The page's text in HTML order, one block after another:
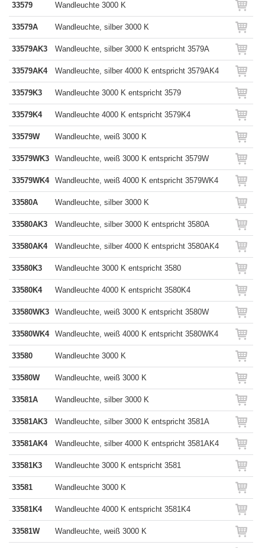
33579 Wandleuchte 3000 K
33579A Wandleuchte, silber 3000 K
33579AK3 Wandleuchte, silber 3000 K entspricht 3579A
33579AK4 Wandleuchte, silber 4000 K entspricht 3579AK4
33579K3 Wandleuchte 3000 K entspricht 3579
33579K4 Wandleuchte 4000 K entspricht 3579K4
33579W Wandleuchte, weiß 3000 K
33579WK3 Wandleuchte, weiß 3000 K entspricht 3579W
33579WK4 Wandleuchte, weiß 4000 K entspricht 3579WK4
33580A Wandleuchte, silber 3000 K
33580AK3 Wandleuchte, silber 3000 K entspricht 3580A
33580AK4 Wandleuchte, silber 4000 K entspricht 3580AK4
33580K3 Wandleuchte 3000 K entspricht 3580
33580K4 Wandleuchte 4000 K entspricht 3580K4
33580WK3 Wandleuchte, weiß 3000 K entspricht 3580W
33580WK4 Wandleuchte, weiß 4000 K entspricht 3580WK4
33580 Wandleuchte 3000 K
33580W Wandleuchte, weiß 3000 K
33581A Wandleuchte, silber 3000 K
33581AK3 Wandleuchte, silber 3000 K entspricht 3581A
33581AK4 Wandleuchte, silber 4000 K entspricht 3581AK4
33581K3 Wandleuchte 3000 K entspricht 3581
33581 Wandleuchte 3000 K
33581K4 Wandleuchte 4000 K entspricht 3581K4
33581W Wandleuchte, weiß 3000 K